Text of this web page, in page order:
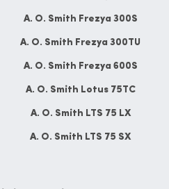
A. O. Smith Frezya 300S
A. O. Smith Frezya 300TU
A. O. Smith Frezya 600S
A. O. Smith Lotus 75TC
A. O. Smith LTS 75 LX
A. O. Smith LTS 75 SX